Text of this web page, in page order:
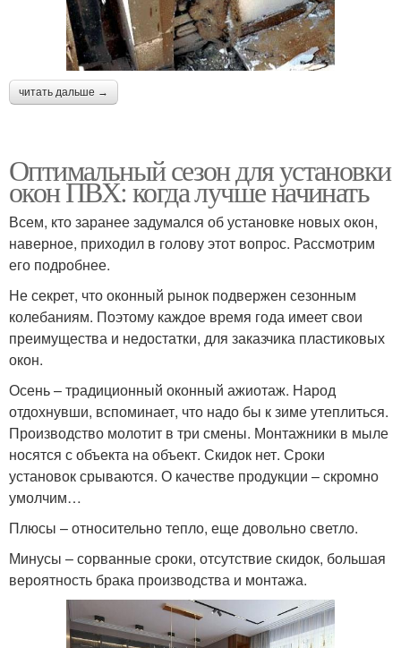
читать дальше →
Оптимальный сезон для установки
окон ПВХ: когда лучше начинать
Всем, кто заранее задумался об установке новых окон,
наверное, приходил в голову этот вопрос. Рассмотрим
его подробнее.
Не секрет, что оконный рынок подвержен сезонным
колебаниям. Поэтому каждое время года имеет свои
преимущества и недостатки, для заказчика пластиковых
окон.
Осень – традиционный оконный ажиотаж. Народ
отдохнувши, вспоминает, что надо бы к зиме утеплиться.
Производство молотит в три смены. Монтажники в мыле
носятся с объекта на объект. Скидок нет. Сроки
установок срываются. О качестве продукции – скромно
умолчим…
Плюсы – относительно тепло, еще довольно светло.
Минусы – сорванные сроки, отсутствие скидок, большая
вероятность брака производства и монтажа.